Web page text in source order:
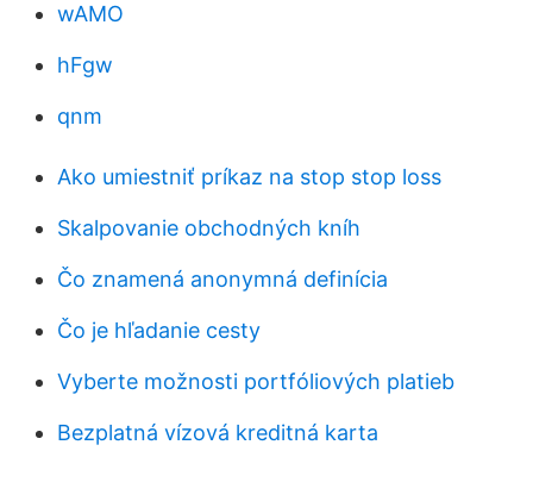
wAMO
hFgw
qnm
Ako umiestniť príkaz na stop stop loss
Skalpovanie obchodných kníh
Čo znamená anonymná definícia
Čo je hľadanie cesty
Vyberte možnosti portfóliových platieb
Bezplatná vízová kreditná karta